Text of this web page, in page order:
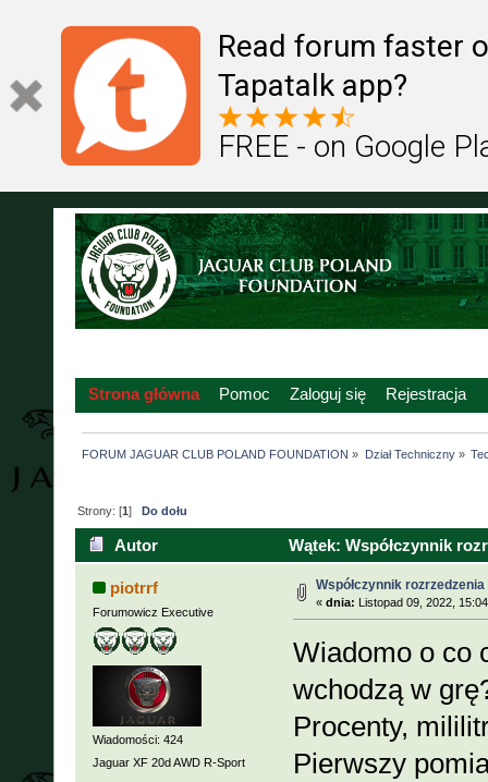
Read forum faster
Tapatalk app?
FREE - on Google
Strona główna Pomoc Zaloguj się Rejestracja
FORUM JAGUAR CLUB POLAND FOUNDATION » Dział Techniczny»
Strony: [1] Do dołu
Autor Wątek: Współczynnik
piotrrf
Forumowicz Executive
Wiadomości: 424
Jaguar XF 20d AWD R-Sport
Współczynnik rozrzedzenia
« dnia: Listopad 09, 2022,
Wiadomo o co
wchodzą w
Procenty,
Pierwszy